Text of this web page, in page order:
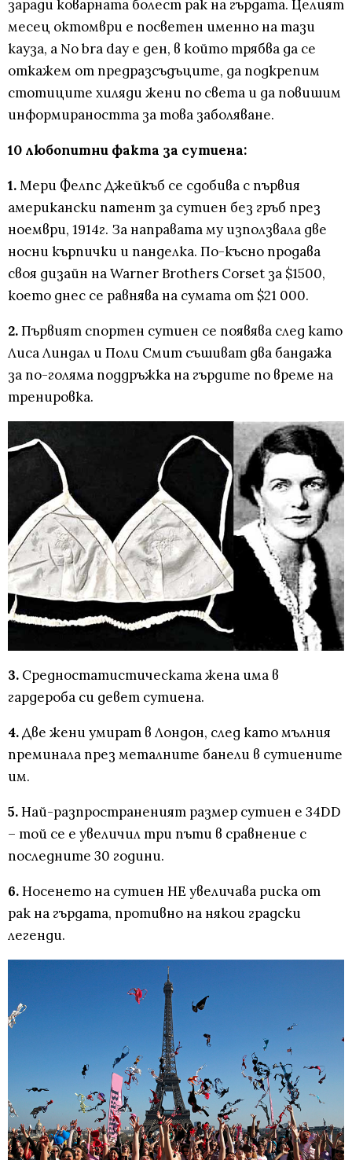
заради коварната болест рак на гърдата. Целият
месец октомври е посветен именно на тази
кауза, а No bra day е ден, в който трябва да се
откажем от предразсъдъците, да подкрепим
стотиците хиляди жени по света и да повишим
информираността за това заболяване.
10 любопитни факта за сутиена:
1.Мери Фелпс Джейкъб се сдобива с първия
американски патент за сутиен без гръб през
ноември, 1914г. За направата му използвала две
носни кърпички и панделка. По-късно продава
своя дизайн на Warner Brothers Corset за $1500,
което днес се равнява на сумата от $21 000.
2.Първият спортен сутиен се появява след като
Лиса Линдал и Поли Смит съшиват два бандажа
за по-голяма поддръжка на гърдите по време на
тренировка.
3. Средностатистическата жена има в
гардероба си девет сутиена.
4.Две жени умират в Лондон, след като мълния
преминала през металните банели в сутиените
им.
5.Най-разпространеният размер сутиен е 34DD
– той се е увеличил три пъти в сравнение с
последните 30 години.
6.Носенето на сутиен НЕ увеличава риска от
рак на гърдата, противно на някои градски
легенди.